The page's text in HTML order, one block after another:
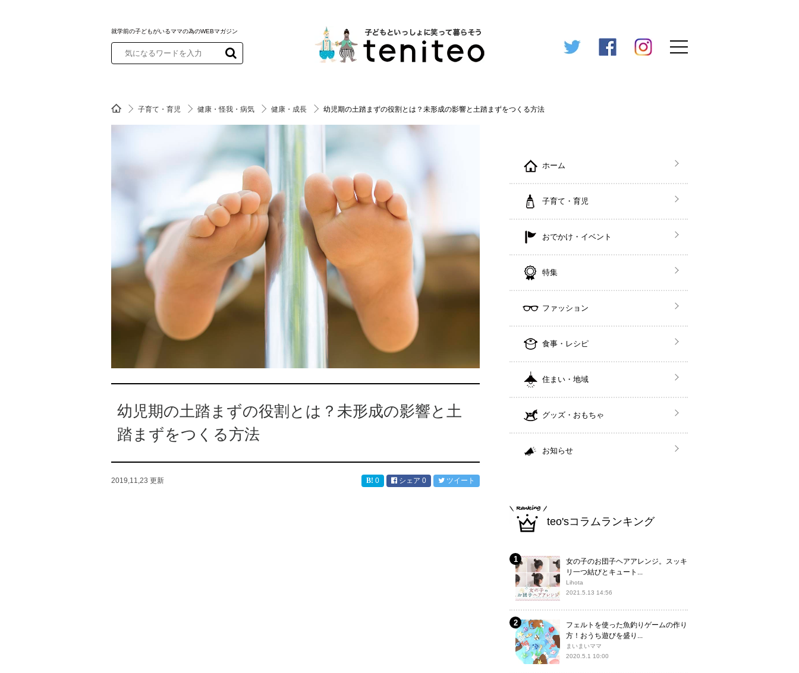
就学前の子どもがいるママの為のWEBマガジン
子育て・育児 健康・怪我・病気 健康・成長 幼児期の土踏まずの役割とは？未形成の影響と土踏まずをつくる方法
幼児期の土踏まずの役割とは？未形成の影響と土
踏まずをつくる方法
2019,11,23 更新 0 シェア 0 ツイート
ホーム
子育て・育児
おでかけ・イベント
特集
ファッション
食事・レシピ
住まい・地域
グッズ・おもちゃ
お知らせ
teo'sコラムランキング
女の子のお団子ヘアアレンジ。スッキ
リ一つ結びとキュート...
Lihota
2021.5.13 14:56
フェルトを使った魚釣りゲームの作り
方！おうち遊びを盛り...
まいまいママ
2020.5.1 10:00